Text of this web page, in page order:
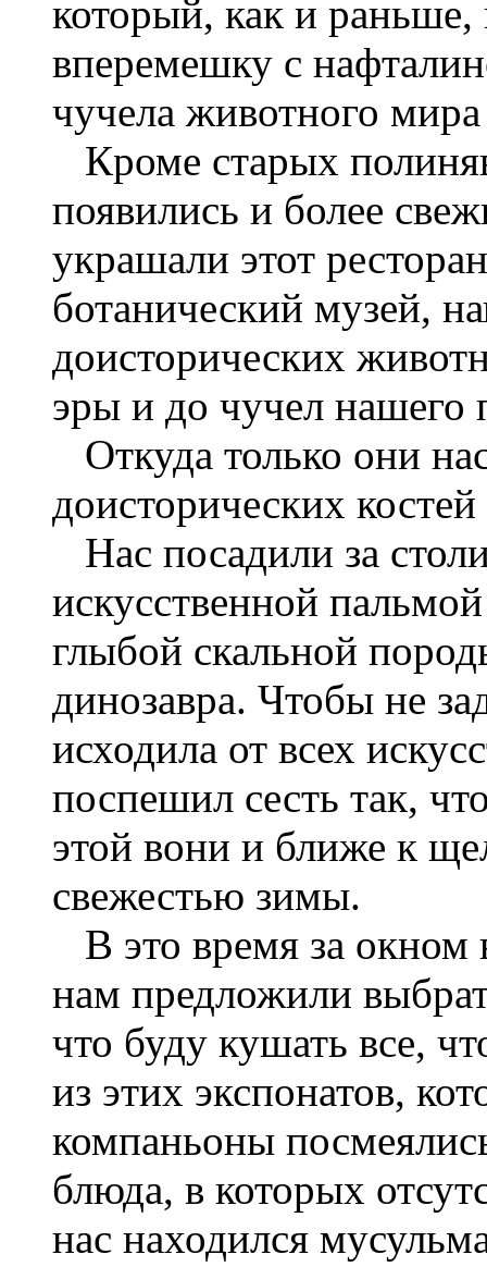
который, как и раньше,
вперемешку с
чучела животного
Кроме старых
появились и более
украшали этот
ботанический музей,
доисторических
эры и до чучел нашего
Откуда только они
доисторических
Нас посадили за
искусственной
глыбой скальной
динозавра. Чтобы не
исходила от всех
поспешил сесть так,
этой вони и ближе к
свежестью зимы.
В это время за окном
нам предложили
что буду кушать все,
из этих экспонатов,
компаньоны
блюда, в которых
нас находился